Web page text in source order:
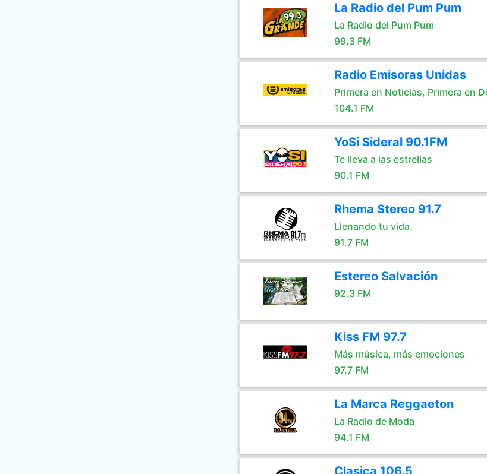
La Radio del Pum Pum
La Radio del Pum Pum
99.3 FM
Radio Emisoras Unidas
Primera en Noticias, Primera en
104.1 FM
YoSi Sideral 90.1FM
Te lleva a las estrellas
90.1 FM
Rhema Stereo 91.7
Llenando tu vida.
91.7 FM
Estereo Salvación
92.3 FM
Kiss FM 97.7
Más música, más emociones
97.7 FM
La Marca Reggaeton
La Radio de Moda
94.1 FM
Clasica 106.5